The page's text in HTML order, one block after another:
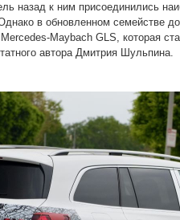
назад к ним присоединились
в обновленном семействе
Maybach GLS, которая
автора Дмитрия Шульпина.